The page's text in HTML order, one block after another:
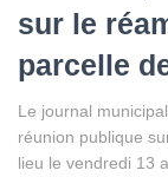
sur le
parcelle
Le journal
réunion publique
lieu le vendredi 13